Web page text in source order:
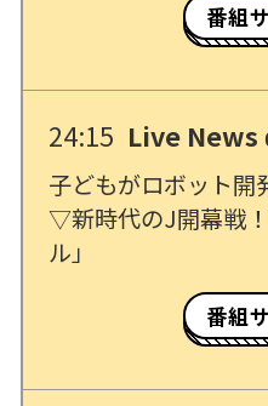
番組
24:15 Live News
子どもがロボット開
▽新時代のJ開幕戦
ル」
番組